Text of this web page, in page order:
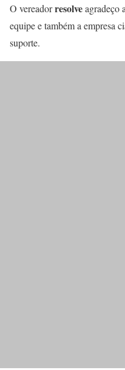
O vereadorresolveagradeço
equipe e também a empresa
suporte.